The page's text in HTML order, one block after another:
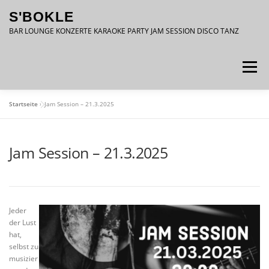
Inhalt
springen
S'BOKLE
BAR LOUNGE KONZERTE KARAOKE PARTY JAM SESSION DISCO TANZ
Menü
Startseite »Jam Session – 21.3.2025
Jam Session – 21.3.2025
Jeder
der Lust
hat,
selbst zu
musizier